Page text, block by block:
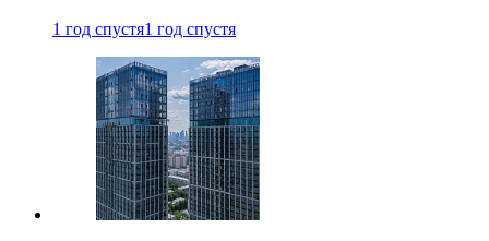
1 год спустя1 год спустя